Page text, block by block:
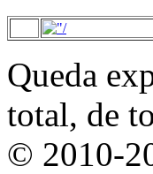
Queda
total, de
© 2010-